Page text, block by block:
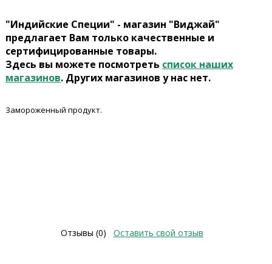
"Индийские Специи" - магазин "Виджай"
предлагает Вам только качественные и
сертифицированные товары.
Здесь вы можете посмотреть список наших
магазинов. Других магазинов у нас нет.
Замороженный продукт.
Отзывы (0) Оставить свой отзыв